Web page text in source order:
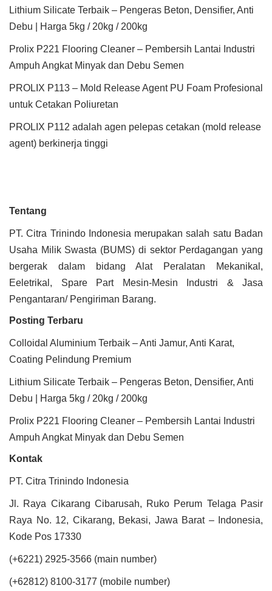
Lithium Silicate Terbaik – Pengeras Beton, Densifier, Anti
Debu | Harga 5kg / 20kg / 200kg
Prolix P221 Flooring Cleaner – Pembersih Lantai Industri
Ampuh Angkat Minyak dan Debu Semen
PROLIX P113 – Mold Release Agent PU Foam Profesional
untuk Cetakan Poliuretan
PROLIX P112 adalah agen pelepas cetakan (mold release
agent) berkinerja tinggi
Tentang
PT. Citra Trinindo Indonesia merupakan salah satu Badan
Usaha Milik Swasta (BUMS) di sektor Perdagangan yang
bergerak dalam bidang Alat Peralatan Mekanikal,
Eeletrikal, Spare Part Mesin-Mesin Industri & Jasa
Pengantaran/ Pengiriman Barang.
Posting Terbaru
Colloidal Aluminium Terbaik – Anti Jamur, Anti Karat,
Coating Pelindung Premium
Lithium Silicate Terbaik – Pengeras Beton, Densifier, Anti
Debu | Harga 5kg / 20kg / 200kg
Prolix P221 Flooring Cleaner – Pembersih Lantai Industri
Ampuh Angkat Minyak dan Debu Semen
Kontak
PT. Citra Trinindo Indonesia
Jl. Raya Cikarang Cibarusah, Ruko Perum Telaga Pasir
Raya No. 12, Cikarang, Bekasi, Jawa Barat – Indonesia,
Kode Pos 17330
(+6221) 2925-3566 (main number)
(+62812) 8100-3177 (mobile number)